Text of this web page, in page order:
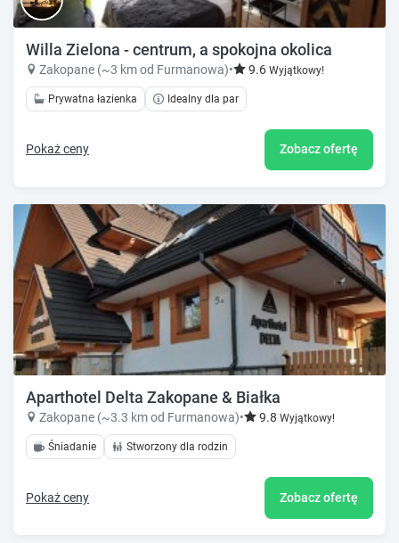
Willa Zielona - centrum, a spokojna okolica
Zakopane (~3 km od Furmanowa)• 9.6 Wyjątkowy!
Prywatna łazienka Idealny dla par
Pokaż ceny Zobacz ofertę
Aparthotel Delta Zakopane & Białka
Zakopane (~3.3 km od Furmanowa)• 9.8 Wyjątkowy!
Śniadanie Stworzony dla rodzin
Pokaż ceny Zobacz ofertę